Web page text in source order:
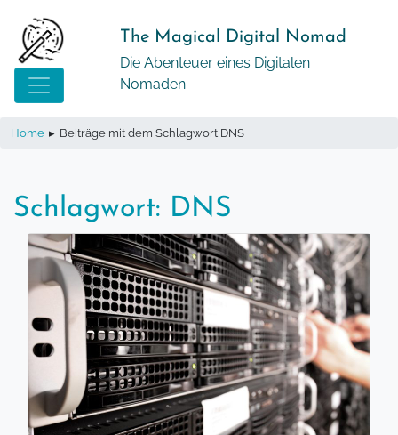
zum
Inhalt
The Magical Digital Nomad
Die Abenteuer eines Digitalen
Nomaden
Home ▸ Beiträge mit dem Schlagwort DNS
Schlagwort: DNS